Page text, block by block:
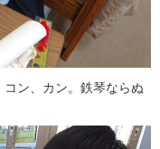
ン、カン。鉄琴ならぬ